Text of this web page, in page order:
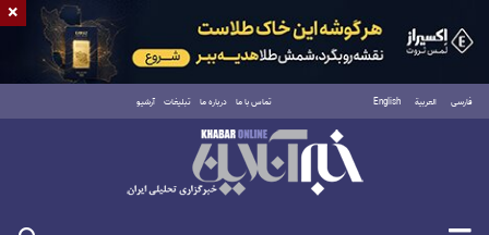
فارسی العربية English تماس با ما درباره ما تبلیغات آرشیو
دوشنبه ۱۹ مرداد ۱۴۰۵
×